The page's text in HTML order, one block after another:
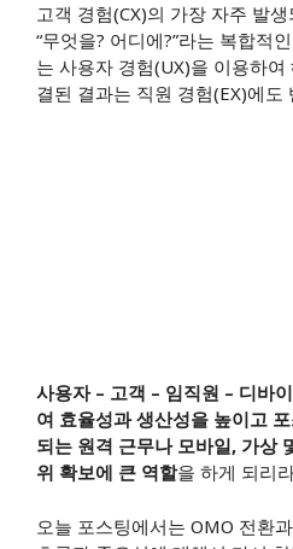
고객 경험(CX)의 가장 자주 발생
“무엇을? 어디에?”라는 복합적
는 사용자 경험(UX)을 이용하
결된 결과는 직원 경험(EX)에도
사용자 – 고객 – 임직원 – 디바
여 효율성과 생산성을 높이고
되는 원격 근무나 모바일, 가상
위 확보에 큰 역할을 하게 되리
오늘 포스팅에서는 OMO 전환